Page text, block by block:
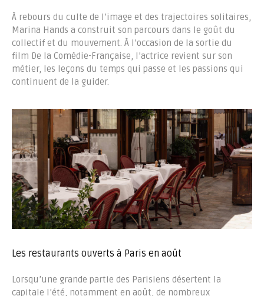
À rebours du culte de l’image et des trajectoires solitaires,
Marina Hands a construit son parcours dans le goût du
collectif et du mouvement. À l’occasion de la sortie du
film De la Comédie-Française, l’actrice revient sur son
métier, les leçons du temps qui passe et les passions qui
continuent de la guider.
Les restaurants ouverts à Paris en août
Lorsqu’une grande partie des Parisiens désertent la
capitale l’été, notamment en août, de nombreux